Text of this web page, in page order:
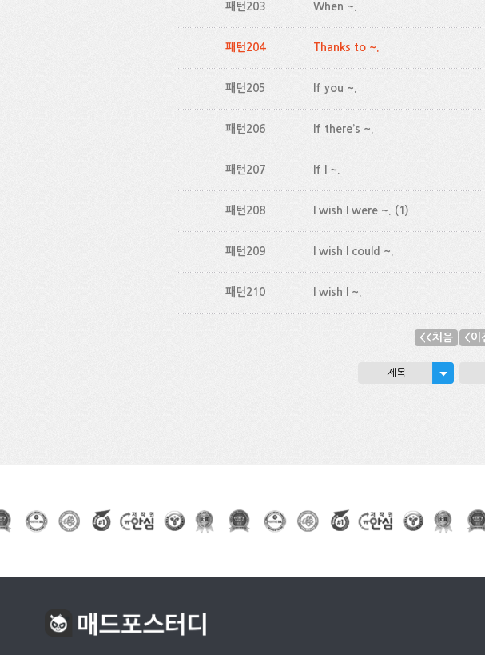
패턴203 When ~.
패턴204 Thanks to ~.
패턴205 If you ~.
패턴206 If there’s ~.
패턴207 If I ~.
패턴208 I wish I were ~. (1)
패턴209 I wish I could ~.
패턴210 I wish I ~.
<<처음 <이
제목